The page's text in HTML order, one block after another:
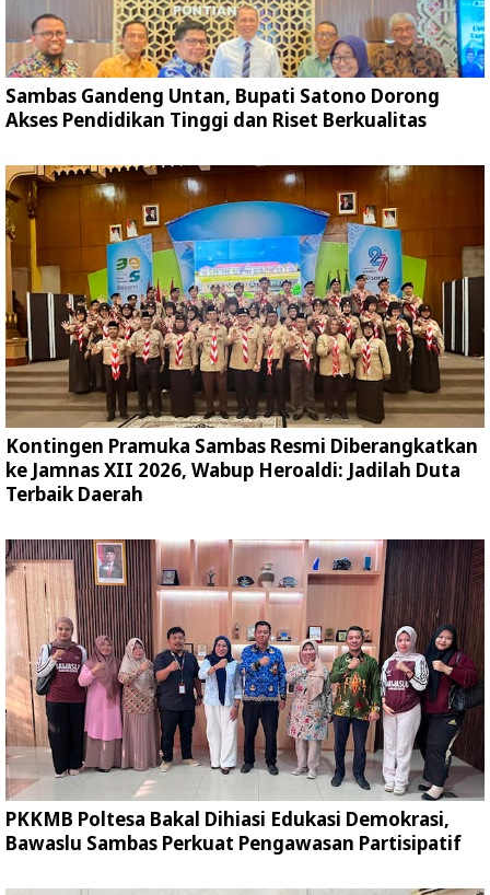
Sambas Gandeng Untan, Bupati Satono Dorong
Akses Pendidikan Tinggi dan Riset Berkualitas
Kontingen Pramuka Sambas Resmi Diberangkatkan
ke Jamnas XII 2026, Wabup Heroaldi: Jadilah Duta
Terbaik Daerah
PKKMB Poltesa Bakal Dihiasi Edukasi Demokrasi,
Bawaslu Sambas Perkuat Pengawasan Partisipatif